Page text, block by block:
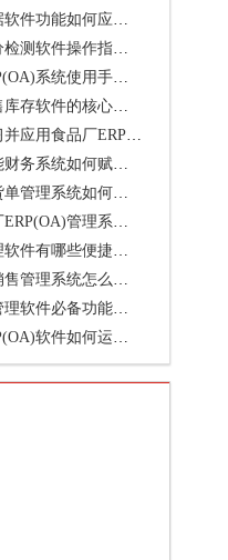
食品配送单据软件功能如何应用？升级策略详解
食品配方成分检测软件操作指南及升级步骤？
食品连锁ERP(OA)系统使用手册：功能亮点与升级策略？
食品进货销售库存软件的核心优势及升级注意事项？
如何高效学习并应用食品厂ERP(OA)软件？升级方案有何亮点？
食品产业智能财务系统如何赋能企业？升级方案概览
食品采购送货单管理系统如何简化工作？升级方案分享
在线食品工厂ERP(OA)管理系统如何高效运作？升级方法介绍
食品订购管理软件有哪些便捷功能？升级时需谨慎什么？
食品保质期销售管理系统怎么用？免费升级亮点揭秘
食品保质期管理软件必备功能及免费升级亮点有哪些？
电商食品ERP(OA)软件如何运用？包含哪些免费升级服务？